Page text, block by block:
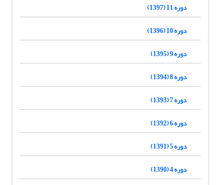
دوره 11 (1397)
دوره 10 (1396)
دوره 9 (1395)
دوره 8 (1394)
دوره 7 (1393)
دوره 6 (1392)
دوره 5 (1391)
دوره 4 (1390)